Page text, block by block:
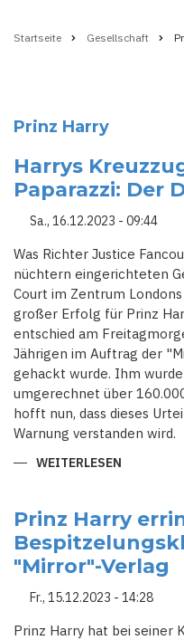
Startseite Gesellschaft
Prinz Harry
Harrys
Paparazzi: Der
Sa., 16.12.2023 - 09:44
Was Richter Justice
nüchtern eingerichteten
Court im Zentrum
großer Erfolg für Prinz
entschied am
Jährigen im Auftrag der
gehackt wurde. Ihm
umgerechnet über
hofft nun, dass dieses
Warnung verstanden wird.
WEITERLESEN
DIE
DER
DRUCK
WÄCHST
Prinz Harry
"Mirror"-Verlag
Fr., 15.12.2023 - 14:28
Prinz Harry hat bei seiner